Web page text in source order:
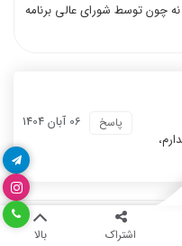
اشتراک بالا
چون توسط شورای عالی برنامه
06 آبان 1404 پاسخ